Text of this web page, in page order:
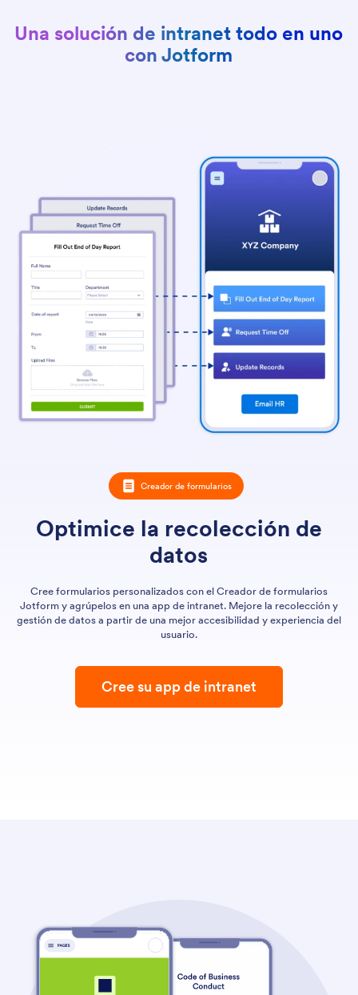
Una solución de intranet todo en uno
con Jotform
Creador de formularios
Optimice la recolección de
datos
Cree formularios personalizados con el Creador de formularios
Jotform y agrúpelos en una app de intranet. Mejore la recolección y
gestión de datos a partir de una mejor accesibilidad y experiencia del
usuario.
Cree su app de intranet